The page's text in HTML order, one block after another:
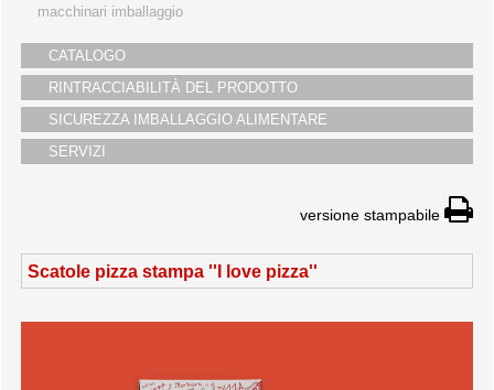
macchinari imballaggio
CATALOGO
RINTRACCIABILITÀ DEL PRODOTTO
SICUREZZA IMBALLAGGIO ALIMENTARE
SERVIZI
versione stampabile
Scatole pizza stampa ''I love pizza''